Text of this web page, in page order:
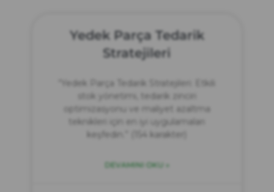
Yedek Parça Tedarik
Stratejileri
“Yedek Parça Tedarik Stratejileri: Etkili
stok yönetimi, tedarik zinciri
optimizasyonu ve maliyet azaltma
teknikleri için en iyi uygulamaları
keşfedin.” (154 karakter)
DEVAMINI OKU »